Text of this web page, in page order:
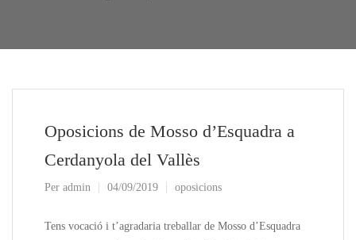
Oposicions de Mosso d’Esquadra a
Cerdanyola del Vallès
Per admin 04/09/2019 oposicions
Tens vocació i t’agradaria treballar de Mosso d’Esquadra